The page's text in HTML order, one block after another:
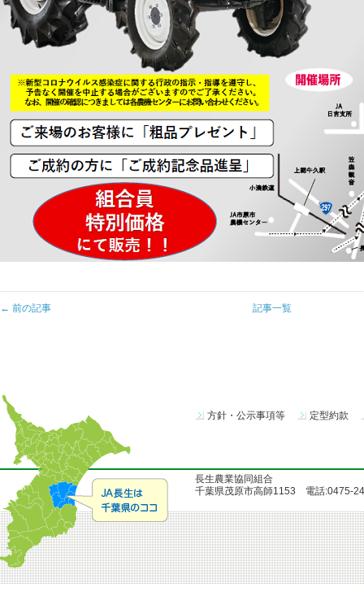
← 前の記事 記事一覧
方針・公示事項等 定型約款
長生農業協同組合
千葉県茂原市高師1153 電話:0475-